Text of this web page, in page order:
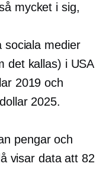
mycket i sig,
sociala medier
det kallas) i USA
2019 och
2025.
pengar och
visar data att 82